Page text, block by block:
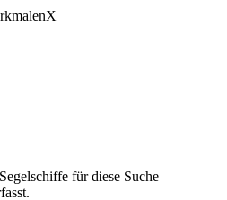
X
für diese Suche